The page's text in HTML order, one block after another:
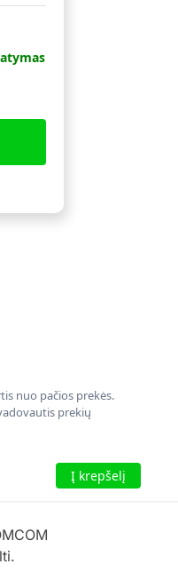
nuo pačios prekės.
prekių
Į krepšelį